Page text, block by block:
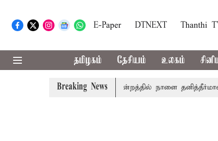
E-Paper DTNEXT Thanthi
தமிழகம் தேசியம் உலகம்
Breaking News
தமிழ்த்தாய் வாழ்த்து: சட்டமன்றத்தில் நாளை தனித்தீர்மானம்